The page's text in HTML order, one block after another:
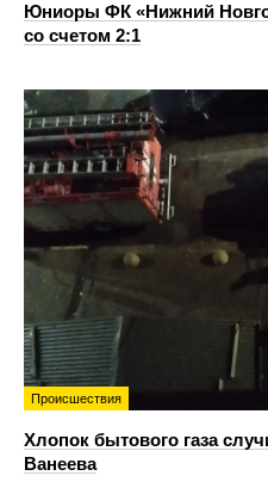
Юниоры ФК «Нижний
со счетом 2:1
Происшествия
Хлопок бытового газа
Ванеева